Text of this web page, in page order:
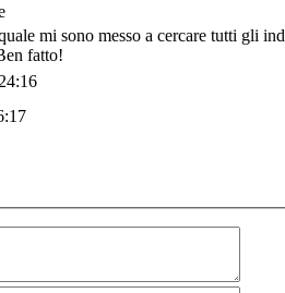
mi sono messo a cercare tutti gli
fatto!